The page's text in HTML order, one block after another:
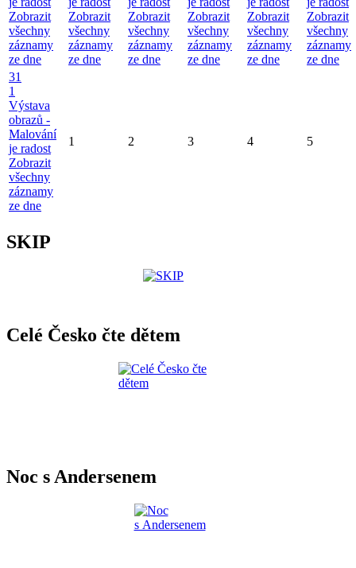
Zobrazit
všechny
záznamy
ze dne
Zobrazit
všechny
záznamy
ze dne
Zobrazit
všechny
záznamy
ze dne
Zobrazit
všechny
záznamy
ze dne
Zobrazit
všechny
záznamy
ze dne
Zobrazit
všechny
záznamy
ze dne
31
1
Výstava
obrazů -
Malování
je radost
Zobrazit
všechny
záznamy
ze dne
1 2 3 4 5
SKIP
Celé Česko čte dětem
Noc s Andersenem